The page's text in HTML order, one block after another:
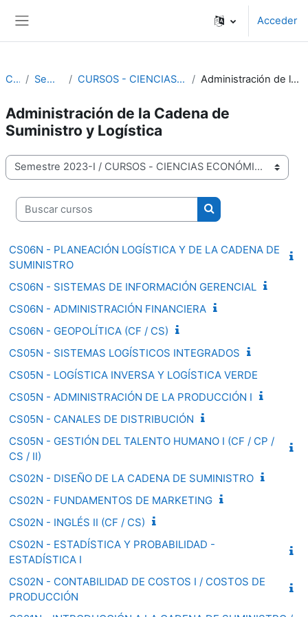
Acceder
Cursos Semestre 2023-I CURSOS - CIENCIAS ECONÓMICAS Y ADMINISTRATIVAS Administración de la Cadena de Suministro y Logística
Administración de la Cadena de
Suministro y Logística
Categorías
Buscar cursos
Buscar cursos
CS06N - PLANEACIÓN LOGÍSTICA Y DE LA CADENA DE
SUMINISTRO
CS06N - SISTEMAS DE INFORMACIÓN GERENCIAL
CS06N - ADMINISTRACIÓN FINANCIERA
CS06N - GEOPOLÍTICA (CF / CS)
CS05N - SISTEMAS LOGÍSTICOS INTEGRADOS
CS05N - LOGÍSTICA INVERSA Y LOGÍSTICA VERDE
CS05N - ADMINISTRACIÓN DE LA PRODUCCIÓN I
CS05N - CANALES DE DISTRIBUCIÓN
CS05N - GESTIÓN DEL TALENTO HUMANO I (CF / CP /
CS / II)
CS02N - DISEÑO DE LA CADENA DE SUMINISTRO
CS02N - FUNDAMENTOS DE MARKETING
CS02N - INGLÉS II (CF / CS)
CS02N - ESTADÍSTICA Y PROBABILIDAD -
ESTADÍSTICA I
CS02N - CONTABILIDAD DE COSTOS I / COSTOS DE
PRODUCCIÓN